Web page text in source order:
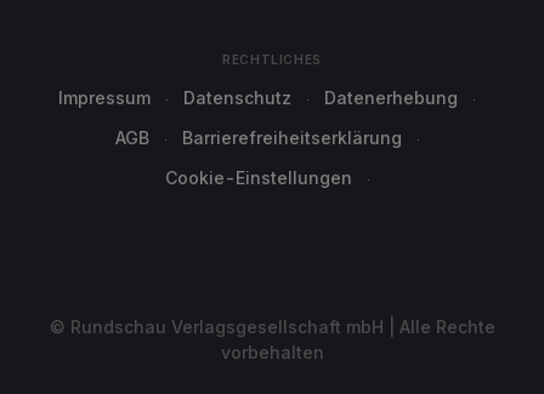
RECHTLICHES
Impressum Datenschutz
Datenerhebung
AGB
Barrierefreiheitserklärung
Cookie-Einstellungen
© Rundschau Verlagsgesellschaft mbH | Alle Rechte
vorbehalten